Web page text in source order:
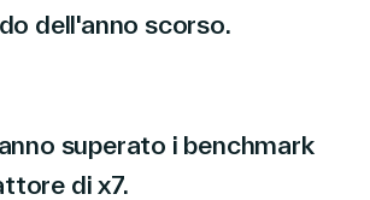
dell'anno scorso.
superato i benchmark
di x7.